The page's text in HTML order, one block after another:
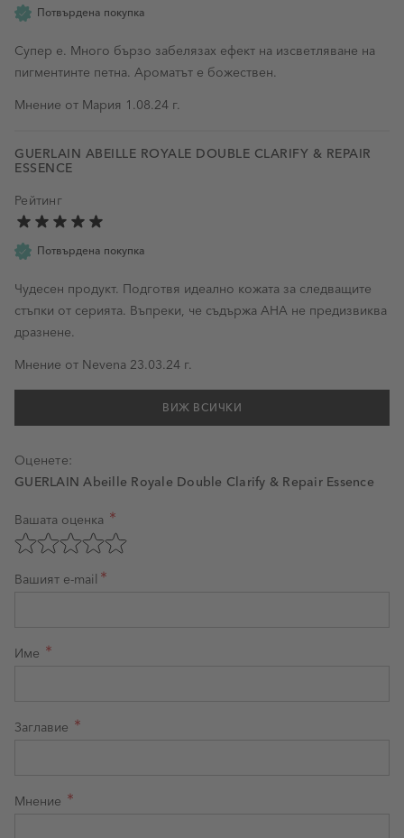
Потвърдена покупка
Супер е. Много бързо забелязах ефект на изсветляване на
пигментинте петна. Ароматът е божествен.
Мнение от Мария 1 август 2024 г.
1.08.24 г.
GUERLAIN ABEILLE ROYALE DOUBLE CLARIFY & REPAIR
ESSENCE
Рейтинг
Потвърдена покупка
Чудесен продукт. Подготвя идеално кожата за следващите
стъпки от серията. Въпреки, че съдържа AHA не предизвиква
дразнене.
Мнение от Nevena 23 март 2024 г.
23.03.24 г.
ВИЖ ВСИЧКИ
Оценете:
GUERLAIN Abeille Royale Double Clarify & Repair Essence
Оценка на продукт
Вашата оценка
Оценете с 1 звезда от 5
Оценете с 2 звезди от 5
Оценете с 3 звезди от 5
Оценете с 4 звезди от 5
Оценете с 5 звезди от 5
Вашият e-mail
Име
Заглавие
Мнение